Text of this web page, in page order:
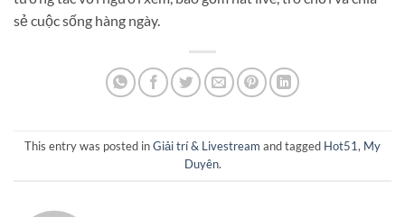
sẻ cuộc sống hàng ngày.
This entry was posted inGiải trí & Livestream and tagged Hot51, My
Duyên.